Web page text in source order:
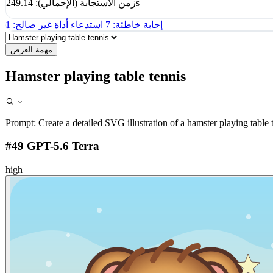
زمن الاستجابة (الإجمالي): 249.14s
إجابة خاطئة: 7 استدعاء أداة غير صالح: 1
مهمة العرض
Hamster playing table tennis
Prompt: Create a detailed SVG illustration of a hamster playing table
#49 GPT-5.6 Terra
high